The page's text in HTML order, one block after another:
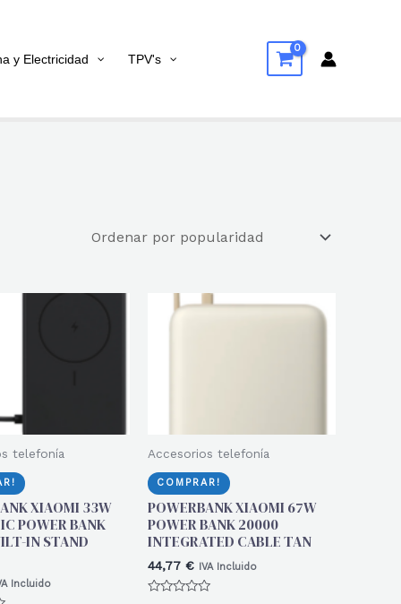
y Electricidad TPV's
telefonía
XIAOMI 33W
POWER BANK
IN STAND
Incluido
Accesorios telefonía
COMPRAR!
POWERBANK XIAOMI 67W
POWER BANK 20000
INTEGRATED CABLE TAN
44,77€ IVA Incluido